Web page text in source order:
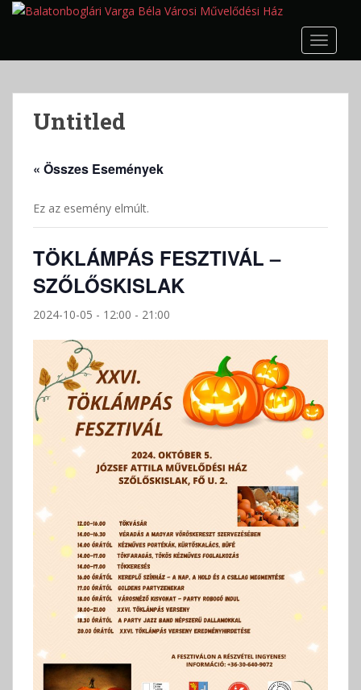
p
Untitled
« Összes Események
Ez az esemény elmúlt.
TÖKLÁMPÁS FESZTIVÁL –
SZŐLŐSKISLAK
2024-10-05 - 12:00 - 21:00